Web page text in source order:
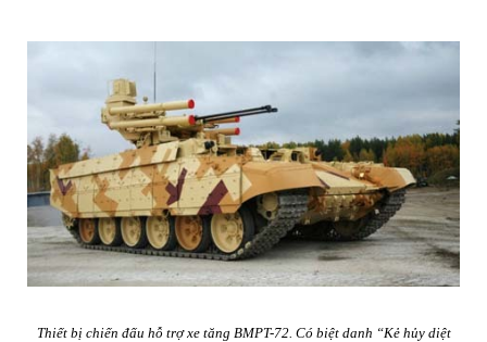
Thiết bị chiến đấu hỗ trợ xe tăng BMPT-72. Có biệt danh “Kẻ hủy diệt